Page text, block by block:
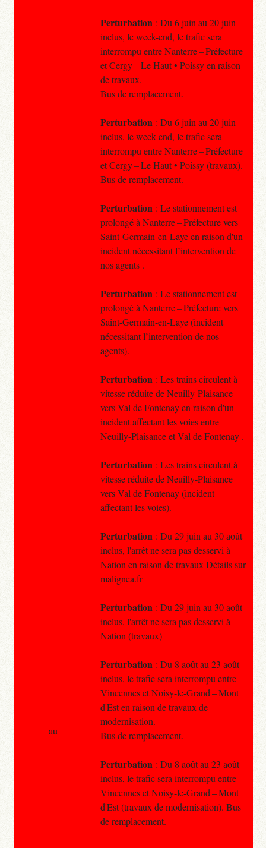
Perturbation : Du 6 juin au 20 juin
inclus, le week-end, le trafic sera
interrompu entre Nanterre – Préfecture
et Cergy – Le Haut • Poissy en raison
de travaux.
Bus de remplacement.
Perturbation : Du 6 juin au 20 juin
inclus, le week-end, le trafic sera
interrompu entre Nanterre – Préfecture
et Cergy – Le Haut • Poissy (travaux).
Bus de remplacement.
Perturbation : Le stationnement est
prolongé à Nanterre – Préfecture vers
Saint-Germain-en-Laye en raison d'un
incident nécessitant l’intervention de
nos agents .
Perturbation : Le stationnement est
prolongé à Nanterre – Préfecture vers
Saint-Germain-en-Laye (incident
nécessitant l’intervention de nos
agents).
Perturbation : Les trains circulent à
vitesse réduite de Neuilly-Plaisance
vers Val de Fontenay en raison d'un
incident affectant les voies entre
Neuilly-Plaisance et Val de Fontenay .
Perturbation : Les trains circulent à
vitesse réduite de Neuilly-Plaisance
vers Val de Fontenay (incident
affectant les voies).
Perturbation : Du 29 juin au 30 août
inclus, l'arrêt ne sera pas desservi à
Nation en raison de travaux Détails sur
malignea.fr
Perturbation : Du 29 juin au 30 août
inclus, l'arrêt ne sera pas desservi à
Nation (travaux)
Perturbation : Du 8 août au 23 août
inclus, le trafic sera interrompu entre
Vincennes et Noisy-le-Grand – Mont
d'Est en raison de travaux de
modernisation.
Bus de remplacement.
Perturbation : Du 8 août au 23 août
inclus, le trafic sera interrompu entre
Vincennes et Noisy-le-Grand – Mont
d'Est (travaux de modernisation). Bus
de remplacement.
au